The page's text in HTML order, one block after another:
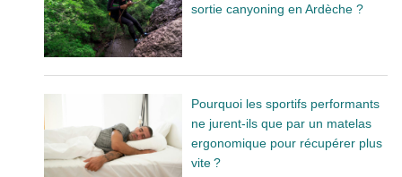
sortie canyoning en Ardèche ?
Pourquoi les sportifs performants
ne jurent-ils que par un matelas
ergonomique pour récupérer plus
vite ?